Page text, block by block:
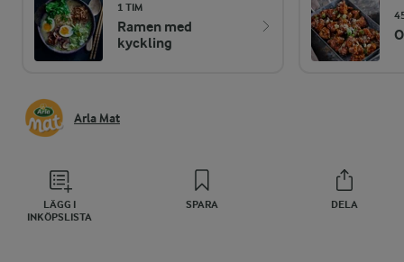
1 TIM
Ramen med
kyckling
Arla Mat
LÄGG I
INKÖPSLISTA
SPARA DELA